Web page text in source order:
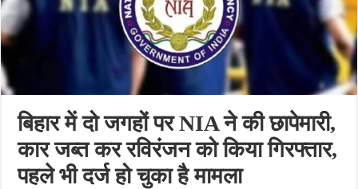
बिहार में दो जगहों पर NIA ने की छापेमारी,
कार जब्त कर रविरंजन को किया गिरफ्तार,
पहले भी दर्ज हो चुका है मामला